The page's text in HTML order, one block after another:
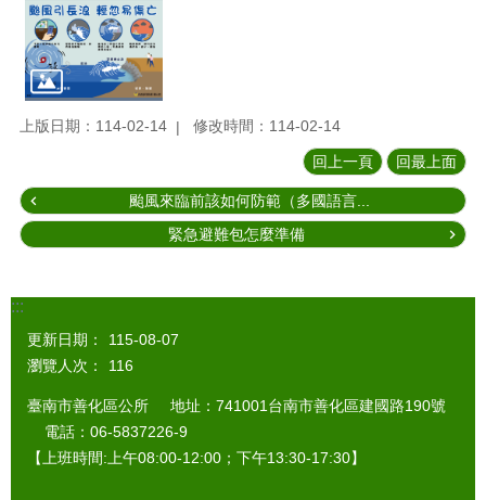
上版日期：114-02-14 修改時間：114-02-14
回上一頁 回最上面
颱風來臨前該如何防範（多國語言...
緊急避難包怎麼準備
:::
更新日期：
115-08-07
瀏覽人次：
116
臺南市善化區公所 地址：741001台南市善化區建國路190號
電話：06-5837226-9
【上班時間:上午08:00-12:00；下午13:30-17:30】